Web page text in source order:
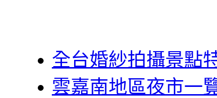
全台婚紗拍攝景點
雲嘉南地區夜市一